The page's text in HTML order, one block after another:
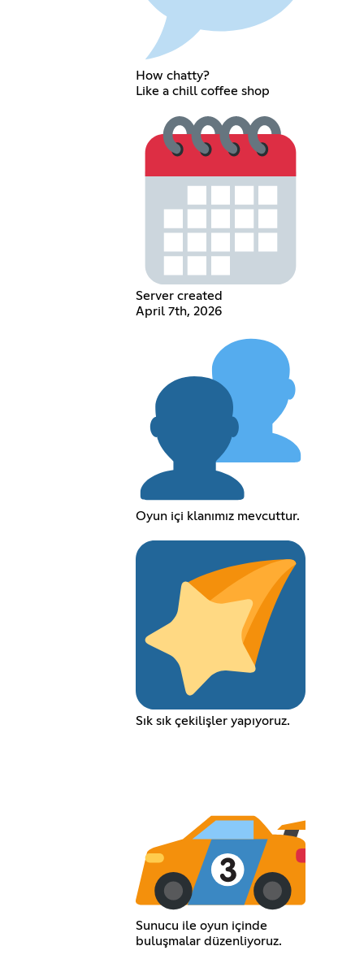
How chatty?
Like a chill coffee shop
Server created
April 7th, 2026
Oyun içi klanımız mevcuttur.
Sık sık çekilişler yapıyoruz.
Sunucu ile oyun içinde
buluşmalar düzenliyoruz.